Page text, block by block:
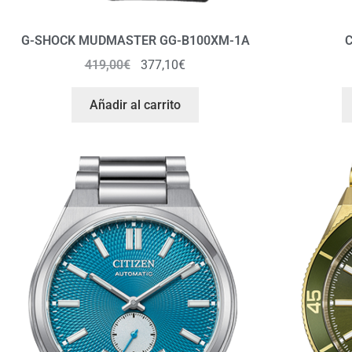
G-SHOCK MUDMASTER GG-B100XM-1A
419,00€ 377,10€
Añadir al carrito